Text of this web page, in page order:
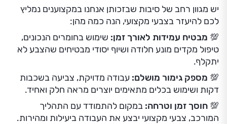
יש מגוון רחב של סיבות שבזכותן אנחנו במקצוענים נמליץ
לכם להיעזר בצבעי מקצועי, הנה כמה מהן:
💯 מבטיח עמידות לאורך זמן: שימוש בחומרים הנכונים,
טיפול מקדים מונע חלודה ושיוף יסודי מבטיחים שהצבע לא
יתקלף.
💯 מספק גימור מושלם: עבודה מדויקת, צביעה בשכבות
דקות ושימוש בכלים מתאימים יוצרים מראה חלק ואחיד.
💯 חוסך זמן וטרחה: במקום להתמודד עם התהליך
המורכב, צבעי מקצועי יבצע את העבודה ביעילות ומהירות.